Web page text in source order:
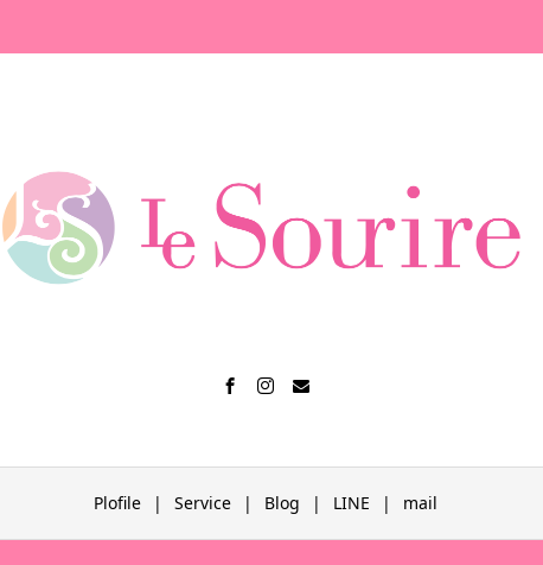
Plofile Service Blog LINE mail